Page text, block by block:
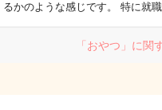
るかのような感じです。 特に就
「おやつ」に関